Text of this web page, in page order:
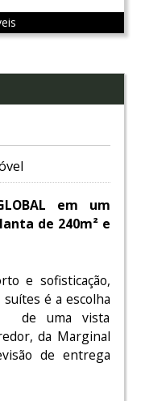
em um
de 240m² e
e sofisticação,
é a escolha
de uma vista
da Marginal
de entrega